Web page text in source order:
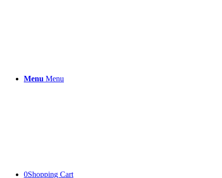
Menu Menu
0Shopping Cart